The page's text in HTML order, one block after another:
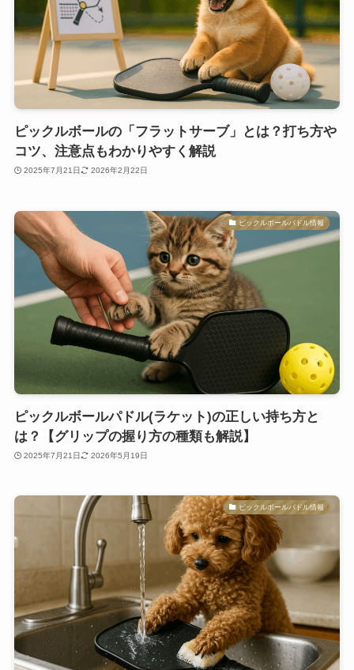
ピックルボールの「フラットサーブ」とは？打ち方や
コツ、注意点もわかりやすく解説
2025年7月21日 2026年2月22日
ピックルボールパドル情報
ピックルボールパドル(ラケット)の正しい持ち方と
は？【グリップの握り方の種類も解説】
2025年7月21日 2026年5月19日
ピックルボールパドル情報